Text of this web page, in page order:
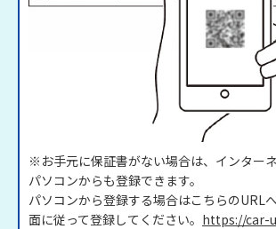
※お手元に保証書がない場合は、インター
パソコンからも登録できます。
パソコンから登録する場合はこちらのURL
面に従って登録してください。 https://car-